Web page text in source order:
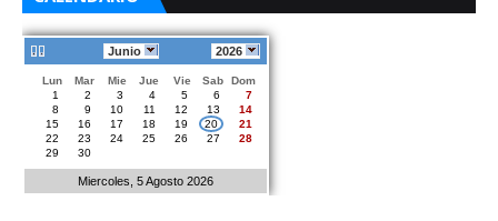
Junio 2026
Lun Mar Mie Jue Vie Sab
Dom
1
2 3 4 5 6
7
8
9 10 11 12 13
14
15
16 17 18 19 20
21
22
23 24 25 26 27
28
29
30
Miercoles, 5 Agosto 2026